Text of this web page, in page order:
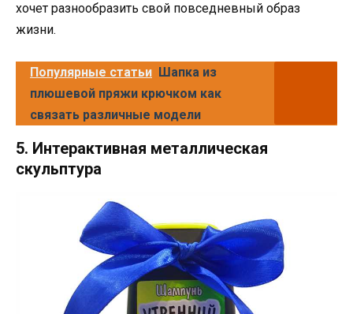
хочет разнообразить свой повседневный образ
жизни.
Популярные статьи Шапка из
плюшевой пряжи крючком как
связать различные модели
5. Интерактивная металлическая
скульптура